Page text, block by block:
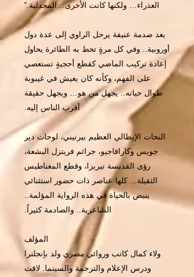
العذراء… ولكنها كانت الأخرى…المجدلية.“
بعد صدمة عنيفة يرحل الراوي إلى عدة دول
أوروبية.. وفي كل مرةٍ تحط به الطائرة يحاول
إعادة تركيب الماضي كقطع أحجيةٍ تستعصي
على الفهم، وكأنه كان يعيش في غيبوبة
طوال حياته.. يجهل من هو… ويجهل حقيقة
أقرب الناس إليه.
النحات الإيطالي العظيم بيرنيني، لوحات دير
جويس وكارافاجيو، جرائم فريتزل البشعة،
رؤى القديسة تيريزا، وقطع المغناطيس
الثقيلة... كلها عناصر ذات حضور استثنائي
ينبض بالحياة في هذه الرواية المؤلمة..
الشاعرية.. والصادمة كثيراً.
المؤلف
ولاء كمال كاتب وروائي مصري ولد بإنجلترا
ودرس الإعلام والترجمة والسينما. لاقت